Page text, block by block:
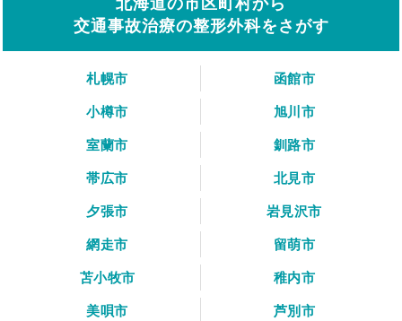
交通事故治療の整形外科をさがす
札幌市
函館市
小樽市
旭川市
室蘭市
釧路市
帯広市
北見市
夕張市
岩見沢市
網走市
留萌市
苫小牧市
稚内市
美唄市
芦別市